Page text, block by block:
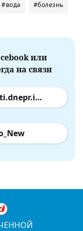
#вода #болезнь
или
на связи
facebook.com/novosti.dnepr.info